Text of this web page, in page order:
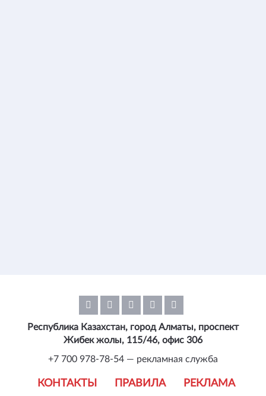
КОНТАКТЫ ПРАВИЛА РЕКЛАМА
Республика Казахстан, город Алматы, проспект
Жибек жолы, 115/46, офис 306
+7 700 978-78-54 — рекламная служба